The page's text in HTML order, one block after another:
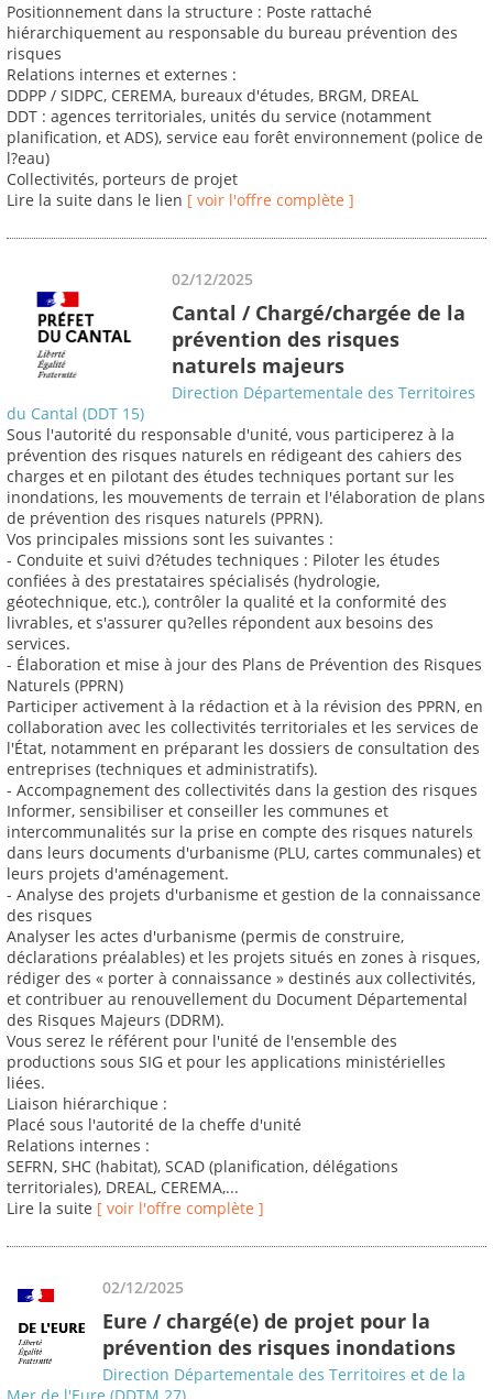
Positionnement dans la structure : Poste rattaché
hiérarchiquement au responsable du bureau prévention des
risques
Relations internes et externes :
DDPP / SIDPC, CEREMA, bureaux d'études, BRGM, DREAL
DDT : agences territoriales, unités du service (notamment
planification, et ADS), service eau forêt environnement (police de
l?eau)
Collectivités, porteurs de projet
Lire la suite dans le lien [ voir l'offre complète ]
02/12/2025
Cantal / Chargé/chargée de la
prévention des risques
naturels majeurs
Direction Départementale des Territoires
du Cantal (DDT 15)
Sous l'autorité du responsable d'unité, vous participerez à la
prévention des risques naturels en rédigeant des cahiers des
charges et en pilotant des études techniques portant sur les
inondations, les mouvements de terrain et l'élaboration de plans
de prévention des risques naturels (PPRN).
Vos principales missions sont les suivantes :
- Conduite et suivi d?études techniques : Piloter les études
confiées à des prestataires spécialisés (hydrologie,
géotechnique, etc.), contrôler la qualité et la conformité des
livrables, et s'assurer qu?elles répondent aux besoins des
services.
- Élaboration et mise à jour des Plans de Prévention des Risques
Naturels (PPRN)
Participer activement à la rédaction et à la révision des PPRN, en
collaboration avec les collectivités territoriales et les services de
l'État, notamment en préparant les dossiers de consultation des
entreprises (techniques et administratifs).
- Accompagnement des collectivités dans la gestion des risques
Informer, sensibiliser et conseiller les communes et
intercommunalités sur la prise en compte des risques naturels
dans leurs documents d'urbanisme (PLU, cartes communales) et
leurs projets d'aménagement.
- Analyse des projets d'urbanisme et gestion de la connaissance
des risques
Analyser les actes d'urbanisme (permis de construire,
déclarations préalables) et les projets situés en zones à risques,
rédiger des « porter à connaissance » destinés aux collectivités,
et contribuer au renouvellement du Document Départemental
des Risques Majeurs (DDRM).
Vous serez le référent pour l'unité de l'ensemble des
productions sous SIG et pour les applications ministérielles
liées.
Liaison hiérarchique :
Placé sous l'autorité de la cheffe d'unité
Relations internes :
SEFRN, SHC (habitat), SCAD (planification, délégations
territoriales), DREAL, CEREMA,...
Lire la suite [ voir l'offre complète ]
02/12/2025
Eure / chargé(e) de projet pour la
prévention des risques inondations
Direction Départementale des Territoires et de la